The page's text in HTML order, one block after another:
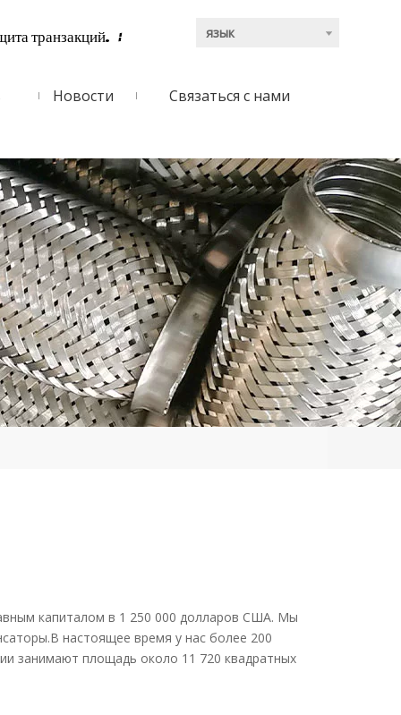
транзакций. : язык
Новости Связаться с нами
капиталом в 1 250 000 долларов США. Мы
настоящее время у нас более 200
занимают площадь около 11 720 квадратных